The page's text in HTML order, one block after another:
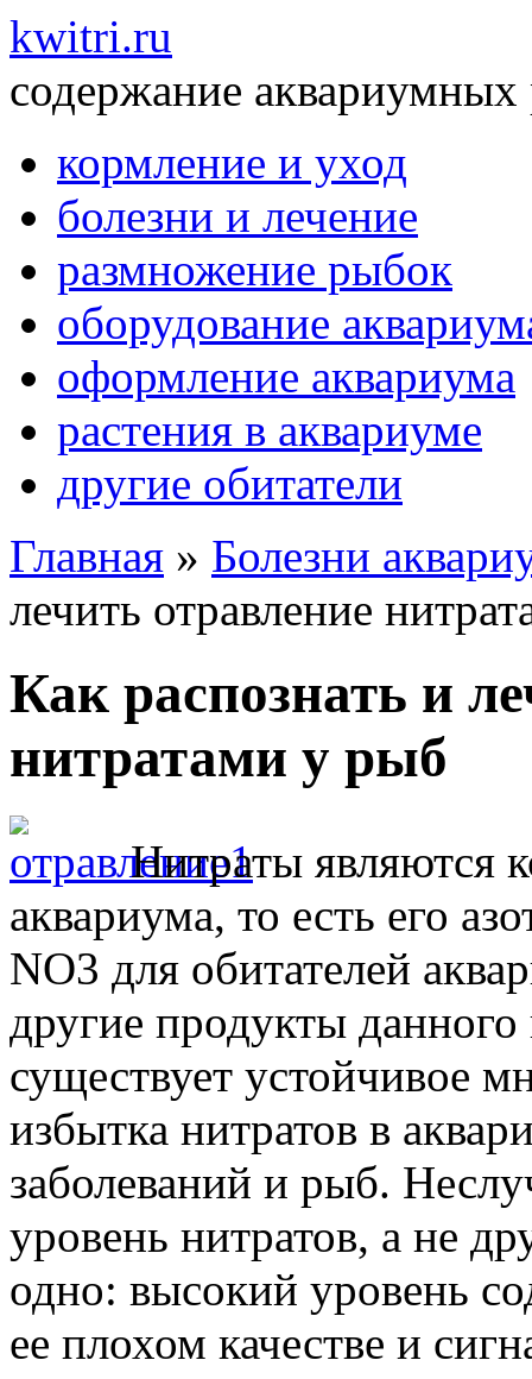
kwitri.ru
содержание
кормление и уход
болезни и лечение
размножение рыбок
оборудование
оформление аквариума
растения в аквариуме
другие обитатели
Главная » Болезни
лечить отравление
Как распознать и
нитратами у рыб
Нитраты являются
аквариума, то есть его
NO3 для обитателей
другие продукты
существует устойчивое
избытка нитратов в
заболеваний и рыб.
уровень нитратов, а не
одно: высокий уровень
ее плохом качестве и